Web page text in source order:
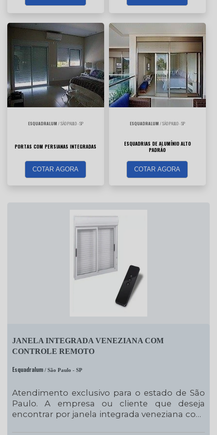
ESQUADRALUM / SÃO PAULO - SP
PORTAS COM PERSIANAS INTEGRADAS
COTAR AGORA
ESQUADRALUM / SÃO PAULO - SP
ESQUADRIAS DE ALUMÍNIO ALTO
PADRÃO
COTAR AGORA
JANELA INTEGRADA VENEZIANA COM
CONTROLE REMOTO
Esquadralum / São Paulo - SP
Atendimento exclusivo para o estado de São
Paulo. A empresa ou cliente que deseja
encontrar por janela integrada veneziana com